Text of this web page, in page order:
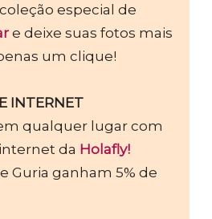
especial de
e deixe suas fotos mais
um clique!
INTERNET
qualquer lugar com
da Holafly!
Guria ganham 5% de